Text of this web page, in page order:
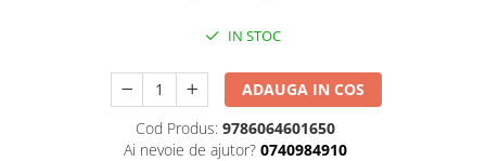
Publicistica / Reportaje / Interviuri
Sociologie si filozofie
IN STOC
ADAUGA IN COS
Cod Produs: 9786064601650
Ai nevoie de ajutor? 0740984910